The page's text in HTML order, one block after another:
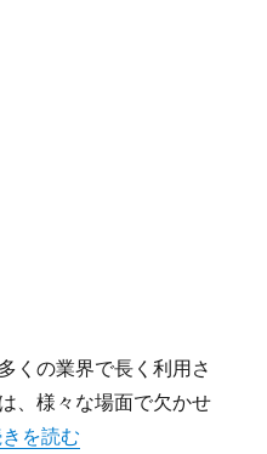
くの業界で長く利用さ
、様々な場面で欠かせ
務用に求められる理想を叶
を読む